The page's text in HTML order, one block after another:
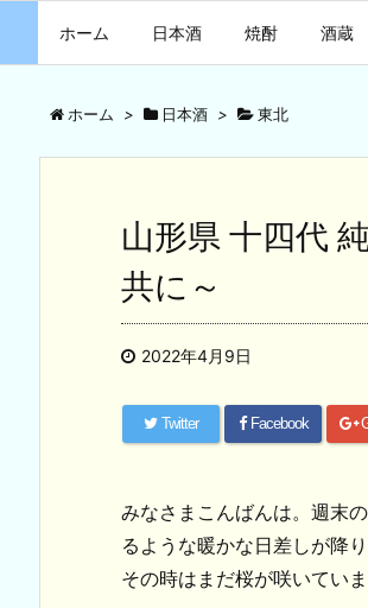
ホーム 日本酒 焼酎 酒蔵
ホーム > 日本酒 > 東北
山形県 十四代
共に～
2022年4月9日
Twitter Facebook
みなさまこんばんは。週末
るような暖かな日差しが降
その時はまだ桜が咲いてい